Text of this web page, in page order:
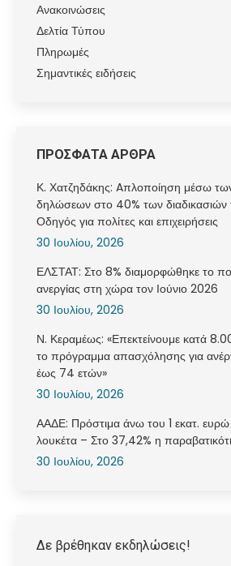
Ανακοινώσεις
Δελτία Τύπου
Πληρωμές
Σημαντικές ειδήσεις
ΠΡΟΣΦΑΤΑ ΑΡΘΡΑ
Κ. Χατζηδάκης: Aπλοποίηση μέσω
δηλώσεων στο 40% των
Οδηγός για πολίτες και επιχειρήσεις
30 Ιουλίου, 2026
ΕΛΣΤΑΤ: Στο 8% διαμορφώθηκε το
ανεργίας στη χώρα τον Ιούνιο 2026
30 Ιουλίου, 2026
Ν. Κεραμέως: «Επεκτείνουμε κατά
το πρόγραμμα απασχόλησης για
έως 74 ετών»
30 Ιουλίου, 2026
ΑΑΔΕ: Πρόστιμα άνω του 1 εκατ. ευρώ
λουκέτα – Στο 37,42% η
30 Ιουλίου, 2026
Δε βρέθηκαν εκδηλώσεις!